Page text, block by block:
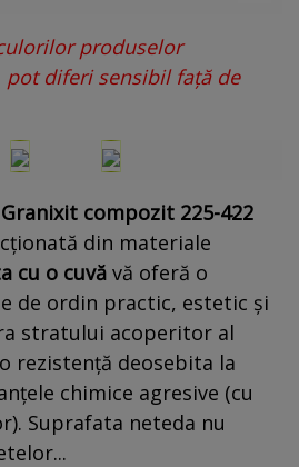
produselor
pot diferi sensibil față de
compozit 225-422
din materiale
cu o cuvă vă oferă o
de ordin practic, estetic și
stratului acoperitor al
rezistență deosebita la
chimice agresive (cu
Suprafata neteda nu